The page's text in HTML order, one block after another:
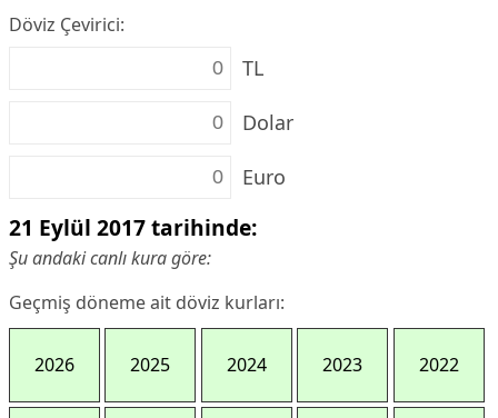
Döviz Çevirici:
TL
Dolar
Euro
21 Eylül 2017 tarihinde:
Şu andaki canlı kura göre:
Geçmiş döneme ait döviz kurları:
2026 2025 2024 2023 2022